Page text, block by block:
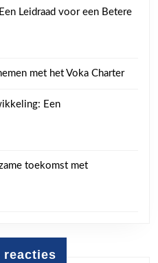
Leidraad voor een Betere
met het Voka Charter
Een
toekomst met
reacties